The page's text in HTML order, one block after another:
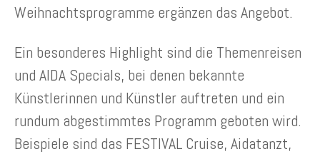
Weihnachtsprogramme ergänzen das Angebot.
Ein besonderes Highlight sind die Themenreisen
und AIDA Specials, bei denen bekannte
Künstlerinnen und Künstler auftreten und ein
rundum abgestimmtes Programm geboten wird.
Beispiele sind das FESTIVAL Cruise, Aidatanzt,